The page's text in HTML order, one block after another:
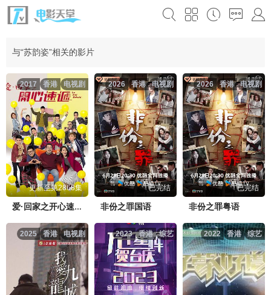
与“苏韵姿”相关的影片
电视剧
香港
2017
更新至第2868集
爱·回家之开心速递
电视剧
香港
2026
已完结
非份之罪国语
电视剧
香港
2026
已完结
非份之罪粤语
电视剧
香港
2025 综艺
香港
2023 综艺
香港
2022